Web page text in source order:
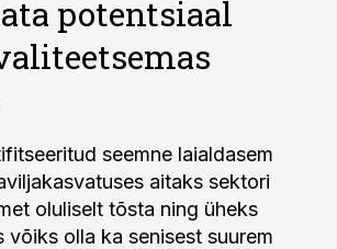
potentsiaal
seemne laialdasem
aitaks sektori
oluliselt tõsta ning üheks
võiks olla ka senisest suurem